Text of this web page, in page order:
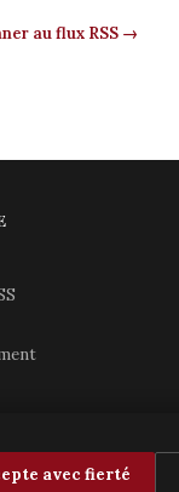
au flux RSS →
avec fierté